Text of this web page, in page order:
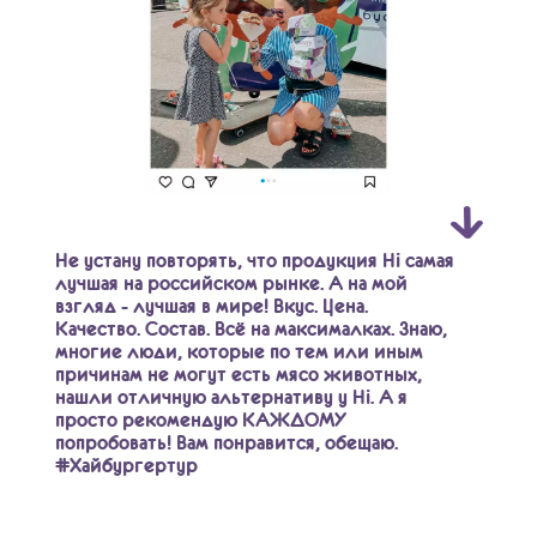
Не устану повторять, что продукция Hi самая
лучшая на российском рынке. А на мой
взгляд - лучшая в мире! Вкус. Цена.
Качество. Состав. Всё на максималках. Знаю,
многие люди, которые по тем или иным
причинам не могут есть мясо животных,
нашли отличную альтернативу у Hi. А я
просто рекомендую КАЖДОМУ
попробовать! Вам понравится, обещаю.
#Хайбургертур